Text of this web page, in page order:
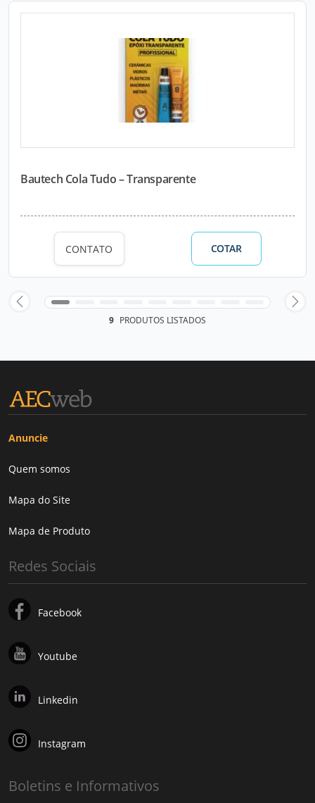
Bautech Cola Tudo – Transparente
CONTATO COTAR
9 PRODUTOS LISTADOS
Anuncie
Quem somos
Mapa do Site
Mapa de Produto
Redes Sociais
Facebook
Youtube
Linkedin
Instagram
Boletins e Informativos